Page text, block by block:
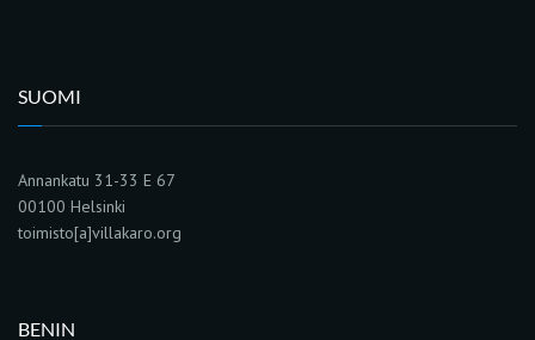
SUOMI
Annankatu 31-33 E 67
00100 Helsinki
toimisto[a]villakaro.org
BENIN